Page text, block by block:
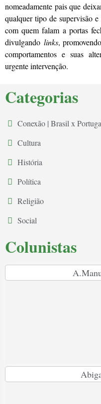
nomeadamente pais que
qualquer tipo de supervisão
com quem falam a portas
divulgando links,
comportamentos e suas
urgente intervenção.
Categorias
Conexão | Brasil x
Cultura
História
Política
Religião
Social
Colunistas